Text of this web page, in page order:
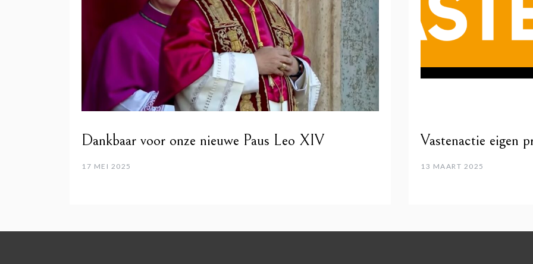
Dankbaar voor onze nieuwe Paus Leo XIV
17 MEI 2025
Vastenactie eigen
13 MAART 2025